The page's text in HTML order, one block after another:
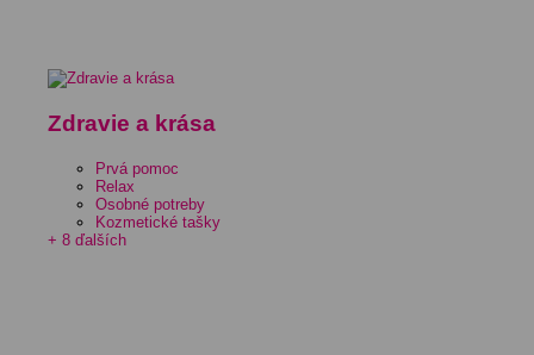
Zdravie a krása
Prvá pomoc
Relax
Osobné potreby
Kozmetické tašky
+ 8 ďalších